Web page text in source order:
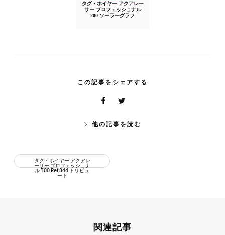
タグ・ホイヤー アクアレー
サー プロフェッショナル
200 ソーラーグラフ
この記事をシェアする
他の記事を読む
タグ・ホイヤー アクアレ
ーサー プロフェッショナ
ル 300 Ref.844 トリビュ
ート
関連記事